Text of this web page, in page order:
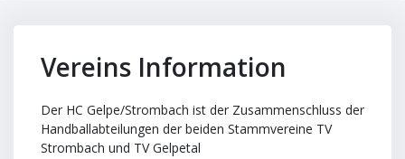
Vereins Information
Der HC Gelpe/Strombach ist der Zusammenschluss der
Handballabteilungen der beiden Stammvereine TV
Strombach und TV Gelpetal